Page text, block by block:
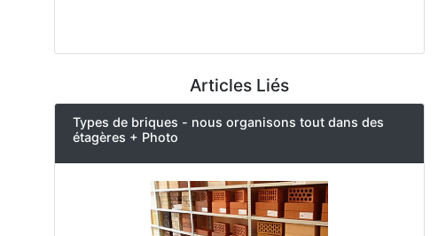
Articles Liés
Types de briques - nous organisons tout dans des
étagères + Photo